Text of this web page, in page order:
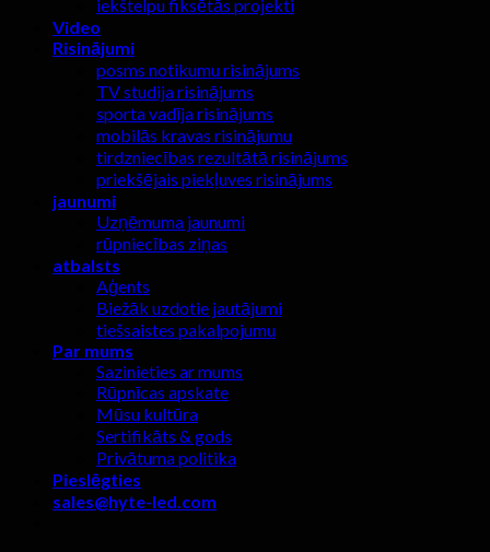
iekštelpu fiksētās projekti
Video
Risinājumi
posms notikumu risinājums
TV studija risinājums
sporta vadīja risinājums
mobilās kravas risinājumu
tirdzniecības rezultātā risinājums
priekšējais piekļuves risinājums
jaunumi
Uzņēmuma jaunumi
rūpniecības ziņas
atbalsts
Aģents
Biežāk uzdotie jautājumi
tiešsaistes pakalpojumu
Par mums
Sazinieties ar mums
Rūpnīcas apskate
Mūsu kultūra
Sertifikāts & gods
Privātuma politika
Pieslēgties
sales@hyte-led.com